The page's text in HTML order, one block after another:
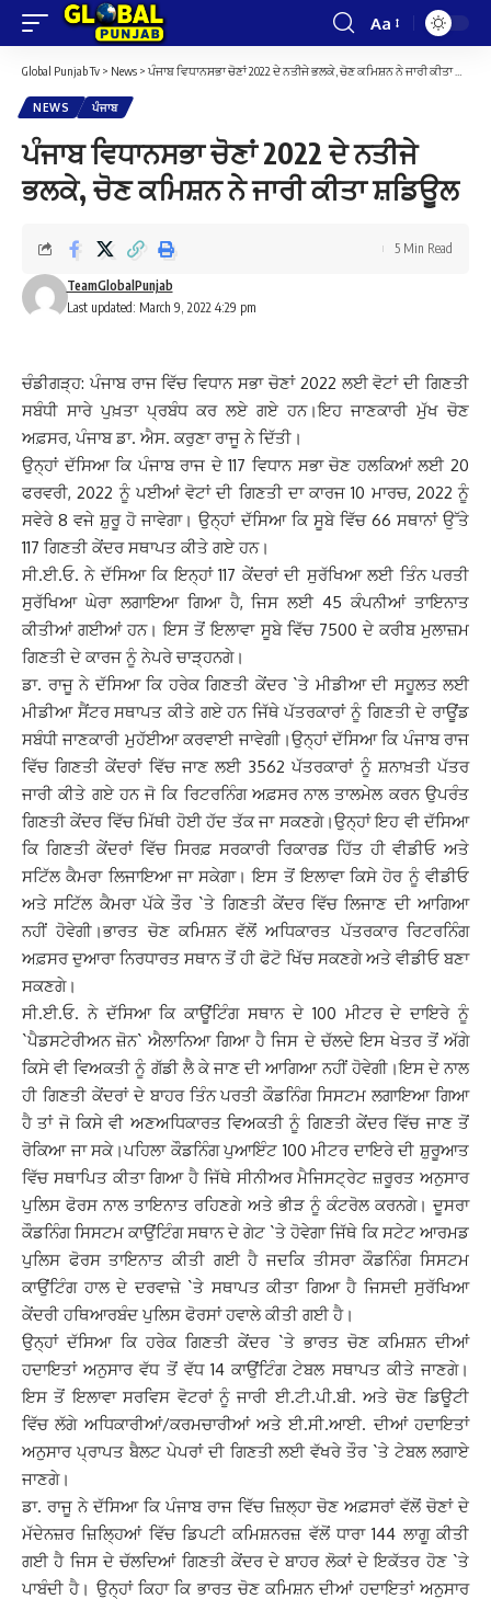
Font
Resizer
Aa
Global Punjab Tv > News > ਪੰਜਾਬ ਵਿਧਾਨਸਭਾ ਚੋਣਾਂ 2022 ਦੇ ਨਤੀਜੇ ਭਲਕੇ, ਚੋਣ ਕਮਿਸ਼ਨ ਨੇ ਜਾਰੀ ਕੀਤਾ ਸ਼ਡਿਊਲ
NEWS ਪੰਜਾਬ
ਪੰਜਾਬ ਵਿਧਾਨਸਭਾ ਚੋਣਾਂ 2022 ਦੇ ਨਤੀਜੇ
ਭਲਕੇ, ਚੋਣ ਕਮਿਸ਼ਨ ਨੇ ਜਾਰੀ ਕੀਤਾ ਸ਼ਡਿਊਲ
Last updated: March 9, 2022 4:29 pm
TeamGlobalPunjab
5 Min Read
ਚੰਡੀਗੜ੍ਹ: ਪੰਜਾਬ ਰਾਜ ਵਿੱਚ ਵਿਧਾਨ ਸਭਾ ਚੋਣਾਂ 2022 ਲਈ ਵੋਟਾਂ ਦੀ ਗਿਣਤੀ
ਸਬੰਧੀ ਸਾਰੇ ਪੁਖ਼ਤਾ ਪ੍ਰਬੰਧ ਕਰ ਲਏ ਗਏ ਹਨ।ਇਹ ਜਾਣਕਾਰੀ ਮੁੱਖ ਚੋਣ
ਅਫ਼ਸਰ, ਪੰਜਾਬ ਡਾ. ਐਸ. ਕਰੁਣਾ ਰਾਜੂ ਨੇ ਦਿੱਤੀ।
ਉਨ੍ਹਾਂ ਦੱਸਿਆ ਕਿ ਪੰਜਾਬ ਰਾਜ ਦੇ 117 ਵਿਧਾਨ ਸਭਾ ਚੋਣ ਹਲਕਿਆਂ ਲਈ 20
ਫਰਵਰੀ, 2022 ਨੂੰ ਪਈਆਂ ਵੋਟਾਂ ਦੀ ਗਿਣਤੀ ਦਾ ਕਾਰਜ 10 ਮਾਰਚ, 2022 ਨੂੰ
ਸਵੇਰੇ 8 ਵਜੇ ਸ਼ੁਰੂ ਹੋ ਜਾਵੇਗਾ। ਉਨ੍ਹਾਂ ਦੱਸਿਆ ਕਿ ਸੂਬੇ ਵਿੱਚ 66 ਸਥਾਨਾਂ ਉੱਤੇ
117 ਗਿਣਤੀ ਕੇਂਦਰ ਸਥਾਪਤ ਕੀਤੇ ਗਏ ਹਨ।
ਸੀ.ਈ.ਓ. ਨੇ ਦੱਸਿਆ ਕਿ ਇਨ੍ਹਾਂ 117 ਕੇਂਦਰਾਂ ਦੀ ਸੁਰੱਖਿਆ ਲਈ ਤਿੰਨ ਪਰਤੀ
ਸੁਰੱਖਿਆ ਘੇਰਾ ਲਗਾਇਆ ਗਿਆ ਹੈ, ਜਿਸ ਲਈ 45 ਕੰਪਨੀਆਂ ਤਾਇਨਾਤ
ਕੀਤੀਆਂ ਗਈਆਂ ਹਨ। ਇਸ ਤੋਂ ਇਲਾਵਾ ਸੂਬੇ ਵਿੱਚ 7500 ਦੇ ਕਰੀਬ ਮੁਲਾਜ਼ਮ
ਗਿਣਤੀ ਦੇ ਕਾਰਜ ਨੂੰ ਨੇਪਰੇ ਚਾੜ੍ਹਨਗੇ।
ਡਾ. ਰਾਜੂ ਨੇ ਦੱਸਿਆ ਕਿ ਹਰੇਕ ਗਿਣਤੀ ਕੇਂਦਰ `ਤੇ ਮੀਡੀਆ ਦੀ ਸਹੂਲਤ ਲਈ
ਮੀਡੀਆ ਸੈਂਟਰ ਸਥਾਪਤ ਕੀਤੇ ਗਏ ਹਨ ਜਿੱਥੇ ਪੱਤਰਕਾਰਾਂ ਨੂੰ ਗਿਣਤੀ ਦੇ ਰਾਊਂਡ
ਸਬੰਧੀ ਜਾਣਕਾਰੀ ਮੁਹੱਈਆ ਕਰਵਾਈ ਜਾਵੇਗੀ।ਉਨ੍ਹਾਂ ਦੱਸਿਆ ਕਿ ਪੰਜਾਬ ਰਾਜ
ਵਿੱਚ ਗਿਣਤੀ ਕੇਂਦਰਾਂ ਵਿੱਚ ਜਾਣ ਲਈ 3562 ਪੱਤਰਕਾਰਾਂ ਨੂੰ ਸ਼ਨਾਖ਼ਤੀ ਪੱਤਰ
ਜਾਰੀ ਕੀਤੇ ਗਏ ਹਨ ਜੋ ਕਿ ਰਿਟਰਨਿੰਗ ਅਫ਼ਸਰ ਨਾਲ ਤਾਲਮੇਲ ਕਰਨ ਉਪਰੰਤ
ਗਿਣਤੀ ਕੇਂਦਰ ਵਿੱਚ ਮਿੱਥੀ ਹੋਈ ਹੱਦ ਤੱਕ ਜਾ ਸਕਣਗੇ।ਉਨ੍ਹਾਂ ਇਹ ਵੀ ਦੱਸਿਆ
ਕਿ ਗਿਣਤੀ ਕੇਂਦਰਾਂ ਵਿੱਚ ਸਿਰਫ਼ ਸਰਕਾਰੀ ਰਿਕਾਰਡ ਹਿੱਤ ਹੀ ਵੀਡੀਓ ਅਤੇ
ਸਟਿੱਲ ਕੈਮਰਾ ਲਿਜਾਇਆ ਜਾ ਸਕੇਗਾ। ਇਸ ਤੋਂ ਇਲਾਵਾ ਕਿਸੇ ਹੋਰ ਨੂੰ ਵੀਡੀਓ
ਅਤੇ ਸਟਿੱਲ ਕੈਮਰਾ ਪੱਕੇ ਤੌਰ `ਤੇ ਗਿਣਤੀ ਕੇਂਦਰ ਵਿੱਚ ਲਿਜਾਣ ਦੀ ਆਗਿਆ
ਨਹੀਂ ਹੋਵੇਗੀ।ਭਾਰਤ ਚੋਣ ਕਮਿਸ਼ਨ ਵੱਲੋਂ ਅਧਿਕਾਰਤ ਪੱਤਰਕਾਰ ਰਿਟਰਨਿੰਗ
ਅਫ਼ਸਰ ਦੁਆਰਾ ਨਿਰਧਾਰਤ ਸਥਾਨ ਤੋਂ ਹੀ ਫੋਟੋ ਖਿੱਚ ਸਕਣਗੇ ਅਤੇ ਵੀਡੀਓ ਬਣਾ
ਸਕਣਗੇ।
ਸੀ.ਈ.ਓ. ਨੇ ਦੱਸਿਆ ਕਿ ਕਾਊਂਟਿੰਗ ਸਥਾਨ ਦੇ 100 ਮੀਟਰ ਦੇ ਦਾਇਰੇ ਨੂੰ
`ਪੈਡਸਟੇਰੀਅਨ ਜ਼ੋਨ` ਐਲਾਨਿਆ ਗਿਆ ਹੈ ਜਿਸ ਦੇ ਚੱਲਦੇ ਇਸ ਖੇਤਰ ਤੋਂ ਅੱਗੇ
ਕਿਸੇ ਵੀ ਵਿਅਕਤੀ ਨੂੰ ਗੱਡੀ ਲੈ ਕੇ ਜਾਣ ਦੀ ਆਗਿਆ ਨਹੀਂ ਹੋਵੇਗੀ।ਇਸ ਦੇ ਨਾਲ
ਹੀ ਗਿਣਤੀ ਕੇਂਦਰਾਂ ਦੇ ਬਾਹਰ ਤਿੰਨ ਪਰਤੀ ਕੌਡਨਿੰਗ ਸਿਸਟਮ ਲਗਾਇਆ ਗਿਆ
ਹੈ ਤਾਂ ਜੋ ਕਿਸੇ ਵੀ ਅਣਅਧਿਕਾਰਤ ਵਿਅਕਤੀ ਨੂੰ ਗਿਣਤੀ ਕੇਂਦਰ ਵਿੱਚ ਜਾਣ ਤੋਂ
ਰੋਕਿਆ ਜਾ ਸਕੇ।ਪਹਿਲਾ ਕੌਡਨਿੰਗ ਪੁਆਇੰਟ 100 ਮੀਟਰ ਦਾਇਰੇ ਦੀ ਸ਼ੁਰੂਆਤ
ਵਿੱਚ ਸਥਾਪਿਤ ਕੀਤਾ ਗਿਆ ਹੈ ਜਿੱਥੇ ਸੀਨੀਅਰ ਮੈਜਿਸਟ੍ਰੇਟ ਜ਼ਰੂਰਤ ਅਨੁਸਾਰ
ਪੁਲਿਸ ਫੋਰਸ ਨਾਲ ਤਾਇਨਾਤ ਰਹਿਣਗੇ ਅਤੇ ਭੀੜ ਨੂੰ ਕੰਟਰੋਲ ਕਰਨਗੇ। ਦੂਸਰਾ
ਕੌਡਨਿੰਗ ਸਿਸਟਮ ਕਾਉਂਟਿੰਗ ਸਥਾਨ ਦੇ ਗੇਟ `ਤੇ ਹੋਵੇਗਾ ਜਿੱਥੇ ਕਿ ਸਟੇਟ ਆਰਮਡ
ਪੁਲਿਸ ਫੋਰਸ ਤਾਇਨਾਤ ਕੀਤੀ ਗਈ ਹੈ ਜਦਕਿ ਤੀਸਰਾ ਕੌਡਨਿੰਗ ਸਿਸਟਮ
ਕਾਉਂਟਿੰਗ ਹਾਲ ਦੇ ਦਰਵਾਜ਼ੇ `ਤੇ ਸਥਾਪਤ ਕੀਤਾ ਗਿਆ ਹੈ ਜਿਸਦੀ ਸੁਰੱਖਿਆ
ਕੇਂਦਰੀ ਹਥਿਆਰਬੰਦ ਪੁਲਿਸ ਫੋਰਸਾਂ ਹਵਾਲੇ ਕੀਤੀ ਗਈ ਹੈ।
ਉਨ੍ਹਾਂ ਦੱਸਿਆ ਕਿ ਹਰੇਕ ਗਿਣਤੀ ਕੇਂਦਰ `ਤੇ ਭਾਰਤ ਚੋਣ ਕਮਿਸ਼ਨ ਦੀਆਂ
ਹਦਾਇਤਾਂ ਅਨੁਸਾਰ ਵੱਧ ਤੋਂ ਵੱਧ 14 ਕਾਉਂਟਿੰਗ ਟੇਬਲ ਸਥਾਪਤ ਕੀਤੇ ਜਾਣਗੇ।
ਇਸ ਤੋਂ ਇਲਾਵਾ ਸਰਵਿਸ ਵੋਟਰਾਂ ਨੂੰ ਜਾਰੀ ਈ.ਟੀ.ਪੀ.ਬੀ. ਅਤੇ ਚੋਣ ਡਿਊਟੀ
ਵਿੱਚ ਲੱਗੇ ਅਧਿਕਾਰੀਆਂ/ਕਰਮਚਾਰੀਆਂ ਅਤੇ ਈ.ਸੀ.ਆਈ. ਦੀਆਂ ਹਦਾਇਤਾਂ
ਅਨੁਸਾਰ ਪ੍ਰਾਪਤ ਬੈਲਟ ਪੇਪਰਾਂ ਦੀ ਗਿਣਤੀ ਲਈ ਵੱਖਰੇ ਤੌਰ `ਤੇ ਟੇਬਲ ਲਗਾਏ
ਜਾਣਗੇ।
ਡਾ. ਰਾਜੂ ਨੇ ਦੱਸਿਆ ਕਿ ਪੰਜਾਬ ਰਾਜ ਵਿੱਚ ਜ਼ਿਲ੍ਹਾ ਚੋਣ ਅਫ਼ਸਰਾਂ ਵੱਲੋਂ ਚੋਣਾਂ ਦੇ
ਮੱਦੇਨਜ਼ਰ ਜ਼ਿਲ੍ਹਿਆਂ ਵਿੱਚ ਡਿਪਟੀ ਕਮਿਸ਼ਨਰਜ਼ ਵੱਲੋਂ ਧਾਰਾ 144 ਲਾਗੂ ਕੀਤੀ
ਗਈ ਹੈ ਜਿਸ ਦੇ ਚੱਲਦਿਆਂ ਗਿਣਤੀ ਕੇਂਦਰ ਦੇ ਬਾਹਰ ਲੋਕਾਂ ਦੇ ਇਕੱਤਰ ਹੋਣ `ਤੇ
ਪਾਬੰਦੀ ਹੈ। ਉਨ੍ਹਾਂ ਕਿਹਾ ਕਿ ਭਾਰਤ ਚੋਣ ਕਮਿਸ਼ਨ ਦੀਆਂ ਹਦਾਇਤਾਂ ਅਨੁਸਾਰ